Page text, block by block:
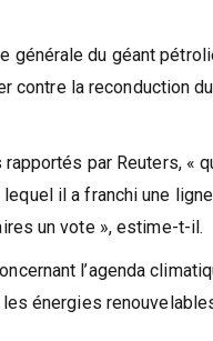
générale du géant
contre la reconduction du
par Reuters, «
il a franchi une ligne
un vote », estime-t-il.
l’agenda
énergies